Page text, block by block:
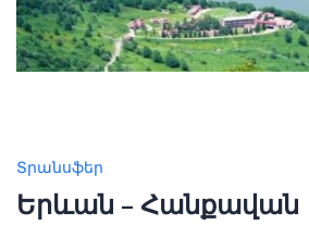
Տրանսֆեր
Երևան – Հանքավան